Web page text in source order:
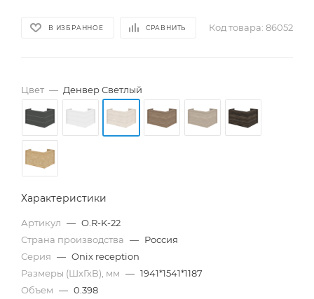
В ИЗБРАННОЕ СРАВНИТЬ Код товара: 86052
Цвет — Денвер Светлый
Характеристики
Артикул — O.R-K-22
Страна производства — Россия
Серия — Onix reception
Размеры (ШхГхВ), мм — 1941*1541*1187
Объем — 0.398